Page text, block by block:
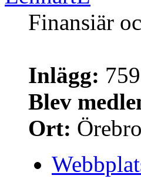
Finansiär
Inlägg: 759
Blev
Ort: Örebro